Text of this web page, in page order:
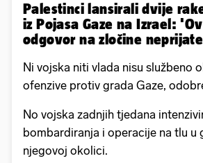
Palestinci lansirali dvije
iz Pojasa Gaze na Izrael:
odgovor na zločine
Ni vojska niti vlada nisu službeno
ofenzive protiv grada Gaze,
No vojska zadnjih tjedana
bombardiranja i operacije na tlu u
njegovoj okolici.